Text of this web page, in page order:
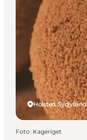
Holsted, Sydjylland
Foto: Kageriget